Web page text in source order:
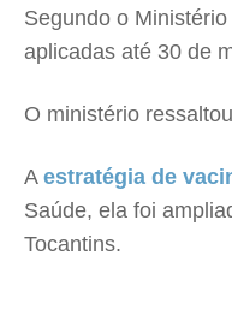
Segundo o
aplicadas até 30 de
O ministério
A estratégia de
Saúde, ela foi
Tocantins.